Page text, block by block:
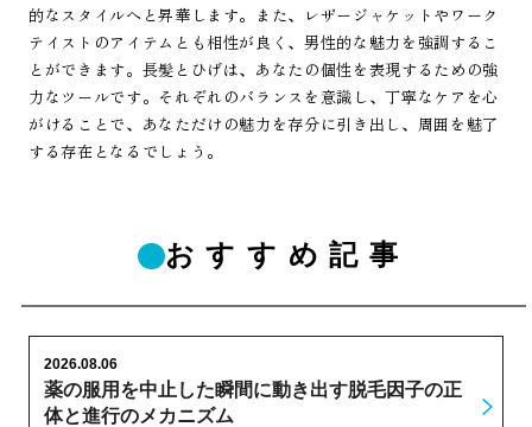
的なスタイルへと昇華します。また、レザージャケットやワーク
テイストのアイテムとも相性が良く、男性的な魅力を強調するこ
とができます。長髪とひげは、あなたの個性を表現するための強
力なツールです。それぞれのバランスを意識し、丁寧なケアを心
がけることで、あなただけの魅力を存分に引き出し、周囲を魅了
する存在となるでしょう。
おすすめ記事
薬の服用を中止した瞬間に動き出す脱毛因子の正
体と進行のメカニズム
2026.08.06